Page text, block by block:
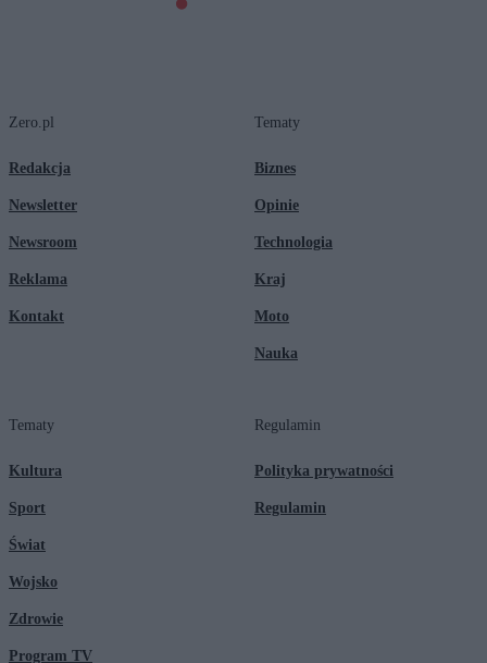
Zero.pl
Redakcja
Newsletter
Newsroom
Reklama
Kontakt
Tematy
Biznes
Opinie
Technologia
Kraj
Moto
Nauka
Tematy
Kultura
Sport
Świat
Wojsko
Zdrowie
Program TV
Regulamin
Polityka prywatności
Regulamin